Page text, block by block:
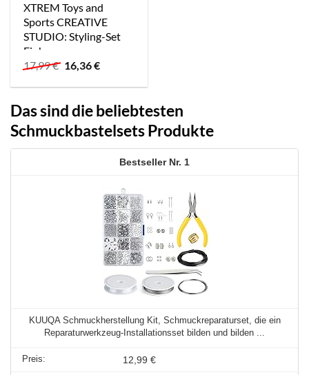
XTREM Toys and
Sports CREATIVE
STUDIO: Styling-Set
Einhorn
17,99€ Ursprünglicher
Preis
war:
16,36€Aktueller
ist:
Das sind die beliebtesten
Schmuckbastelsets Produkte
1
KUUQA Schmuckherstellung Kit, Schmuckreparaturset, die ein
Reparaturwerkzeug-Installationsset bilden und bilden ...
12,99 €